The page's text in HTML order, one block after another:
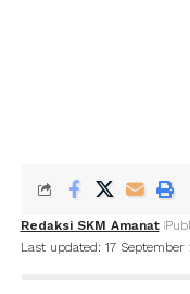
Last updated: 17
Redaksi SKM Amanat